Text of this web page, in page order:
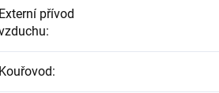
Externí přívod
:
Kouřovod: